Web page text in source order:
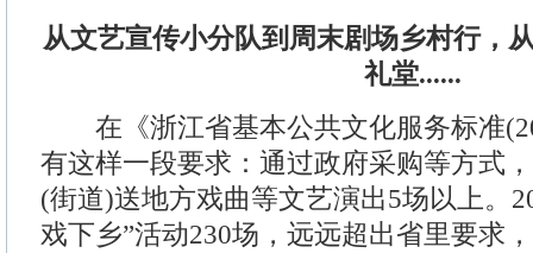
从文艺宣传小分队到周末剧场乡村行，
礼堂......
在《浙江省基本公共文化服务标准
有这样一段要求：通过政府采购等方式
(街道)送地方戏曲等文艺演出5场以上。
戏下乡”活动230场，远远超出省里要求